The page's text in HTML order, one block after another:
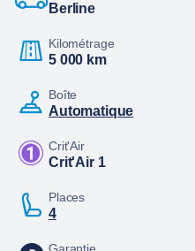
Berline
Kilométrage
5 000 km
Boîte
automatique
Crit'Air
Crit'Air 1
Places
4